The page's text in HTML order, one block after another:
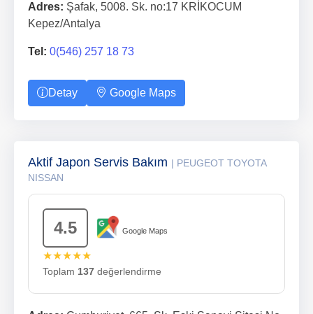
Adres: Şafak, 5008. Sk. no:17 KRİKOCUM
Kepez/Antalya
Tel: 0(546) 257 18 73
Detay Google Maps
Aktif Japon Servis Bakım | PEUGEOT TOYOTA
NISSAN
4.5 Google Maps
★★★★★
Toplam 137 değerlendirme